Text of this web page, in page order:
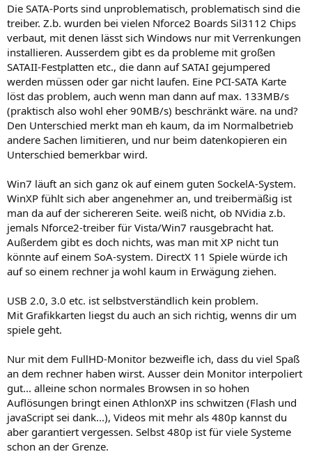
Die SATA-Ports sind unproblematisch, problematisch sind die
treiber. Z.b. wurden bei vielen Nforce2 Boards Sil3112 Chips
verbaut, mit denen lässt sich Windows nur mit Verrenkungen
installieren. Ausserdem gibt es da probleme mit großen
SATAII-Festplatten etc., die dann auf SATAI gejumpered
werden müssen oder gar nicht laufen. Eine PCI-SATA Karte
löst das problem, auch wenn man dann auf max. 133MB/s
(praktisch also wohl eher 90MB/s) beschränkt wäre. na und?
Den Unterschied merkt man eh kaum, da im Normalbetrieb
andere Sachen limitieren, und nur beim datenkopieren ein
Unterschied bemerkbar wird.
Win7 läuft an sich ganz ok auf einem guten SockelA-System.
WinXP fühlt sich aber angenehmer an, und treibermäßig ist
man da auf der sichereren Seite. weiß nicht, ob NVidia z.b.
jemals Nforce2-treiber für Vista/Win7 rausgebracht hat.
Außerdem gibt es doch nichts, was man mit XP nicht tun
könnte auf einem SoA-system. DirectX 11 Spiele würde ich
auf so einem rechner ja wohl kaum in Erwägung ziehen.
USB 2.0, 3.0 etc. ist selbstverständlich kein problem.
Mit Grafikkarten liegst du auch an sich richtig, wenns dir um
spiele geht.
Nur mit dem FullHD-Monitor bezweifle ich, dass du viel Spaß
an dem rechner haben wirst. Ausser dein Monitor interpoliert
gut... alleine schon normales Browsen in so hohen
Auflösungen bringt einen AthlonXP ins schwitzen (Flash und
javaScript sei dank...), Videos mit mehr als 480p kannst du
aber garantiert vergessen. Selbst 480p ist für viele Systeme
schon an der Grenze.